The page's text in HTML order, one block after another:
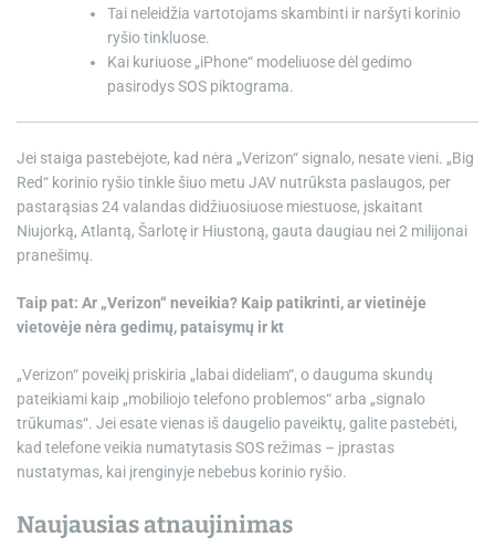
Tai neleidžia vartotojams skambinti ir naršyti korinio
ryšio tinkluose.
Kai kuriuose „iPhone“ modeliuose dėl gedimo
pasirodys SOS piktograma.
Jei staiga pastebėjote, kad nėra „Verizon“ signalo, nesate vieni. „Big
Red“ korinio ryšio tinkle šiuo metu JAV nutrūksta paslaugos, per
pastarąsias 24 valandas didžiuosiuose miestuose, įskaitant
Niujorką, Atlantą, Šarlotę ir Hiustoną, gauta daugiau nei 2 milijonai
pranešimų.
Taip pat: Ar „Verizon“ neveikia? Kaip patikrinti, ar vietinėje
vietovėje nėra gedimų, pataisymų ir kt
„Verizon“ poveikį priskiria „labai dideliam“, o dauguma skundų
pateikiami kaip „mobiliojo telefono problemos“ arba „signalo
trūkumas“. Jei esate vienas iš daugelio paveiktų, galite pastebėti,
kad telefone veikia numatytasis SOS režimas – įprastas
nustatymas, kai įrenginyje nebebus korinio ryšio.
Naujausias atnaujinimas